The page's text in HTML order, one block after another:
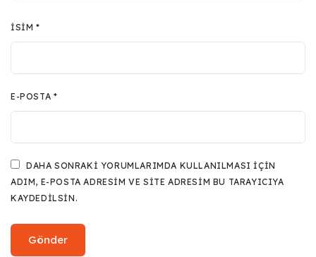
İSIM*
E-POSTA *
DAHA SONRAKI YORUMLARIMDA KULLANILMASI IÇIN
ADIM, E-POSTA ADRESIM VE SITE ADRESIM BU TARAYICIYA
KAYDEDILSIN.